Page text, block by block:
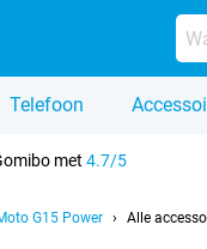
Telefoon
met 4.7/5
G15 Power Alle